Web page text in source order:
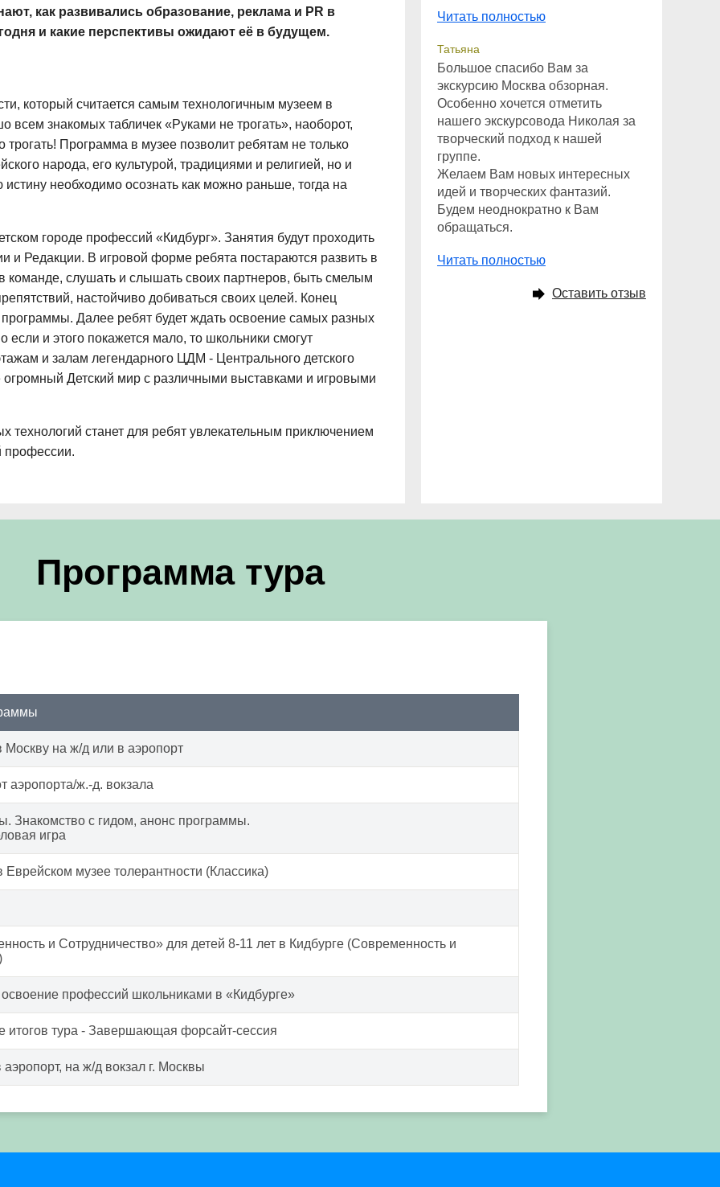
как развивались образование, реклама и PR в
и какие перспективы ожидают её в будущем.
который считается самым технологичным музеем в
всем знакомых табличек «Руками не трогать», наоборот,
Программа в музее позволит ребятам не только
народа, его культурой, традициями и религией, но и
необходимо осознать как можно раньше, тогда на
городе профессий «Кидбург». Занятия будут проходить
и Редакции. В игровой форме ребята постараются развить в
команде, слушать и слышать своих партнеров, быть смелым
настойчиво добиваться своих целей. Конец
Далее ребят будет ждать освоение самых разных
и этого покажется мало, то школьники смогут
и залам легендарного ЦДМ - Центрального детского
огромный Детский мир с различными выставками и игровыми
технологий станет для ребят увлекательным приключением
профессии.
Читать полностью
Татьяна
Большое спасибо Вам за
экскурсию Москва обзорная.
Особенно хочется отметить
нашего экскурсовода Николая за
творческий подход к нашей
группе.
Желаем Вам новых интересных
идей и творческих фантазий.
Будем неоднократно к Вам
обращаться.
Читать полностью
Оставить отзыв
Программа тура
на ж/д или в аэропорт
аэропорта/ж.-д. вокзала
Знакомство с гидом, анонс программы.
игра
Еврейском музее толерантности (Классика)
и Сотрудничество» для детей 8-11 лет в Кидбурге (Современность и
профессий школьниками в «Кидбурге»
итогов тура - Завершающая форсайт-сессия
на ж/д вокзал г. Москвы